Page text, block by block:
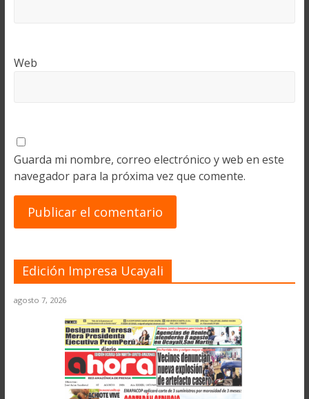
Web
Guarda mi nombre, correo electrónico y web en este
navegador para la próxima vez que comente.
Edición Impresa Ucayali
agosto 7, 2026